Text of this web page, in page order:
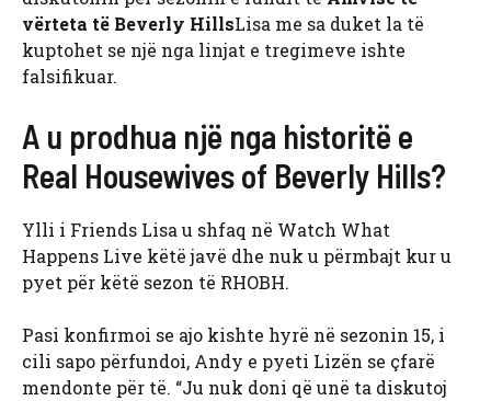
vërteta të Beverly HillsLisa me sa duket la të
kuptohet se një nga linjat e tregimeve ishte
falsifikuar.
A u prodhua një nga historitë e
Real Housewives of Beverly Hills?
Ylli i Friends Lisa u shfaq në Watch What
Happens Live këtë javë dhe nuk u përmbajt kur u
pyet për këtë sezon të RHOBH.
Pasi konfirmoi se ajo kishte hyrë në sezonin 15, i
cili sapo përfundoi, Andy e pyeti Lizën se çfarë
mendonte për të. “Ju nuk doni që unë ta diskutoj